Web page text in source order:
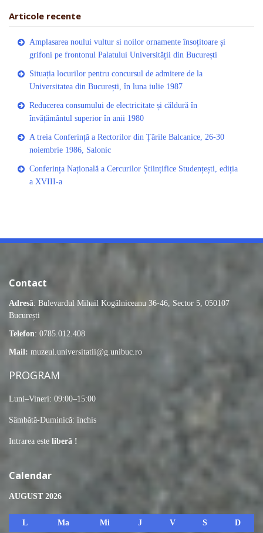
Articole recente
Amplasarea noului vultur si noilor ornamente însoțitoare și
grifoni pe frontonul Palatului Universității din București
Situația locurilor pentru concursul de admitere de la
Universitatea din București, în luna iulie 1987
Reducerea consumului de electricitate și căldură în
învățământul superior în anii 1980
A treia Conferință a Rectorilor din Țările Balcanice, 26-30
noiembrie 1986, Salonic
Conferința Națională a Cercurilor Științifice Studențești, ediția
a XVIII-a
Contact
Adresă: Bulevardul Mihail Kogălniceanu 36-46, Sector 5, 050107
București
Telefon: 0785.012.408
Mail: muzeul.universitatii@g.unibuc.ro
PROGRAM
Luni–Vineri: 09:00–15:00
Sâmbătă-Duminică: închis
Intrarea este liberă !
Calendar
AUGUST 2026
L Ma Mi J V S D